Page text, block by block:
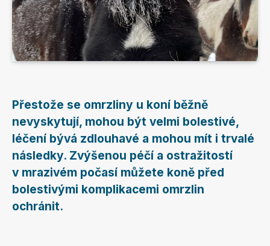
Přestože se omrzliny u koní běžně
nevyskytují, mohou být velmi bolestivé,
léčení bývá zdlouhavé a mohou mít i trvalé
následky. Zvýšenou péčí a ostražitostí
v mrazivém počasí můžete koně před
bolestivými komplikacemi omrzlin
ochránit.